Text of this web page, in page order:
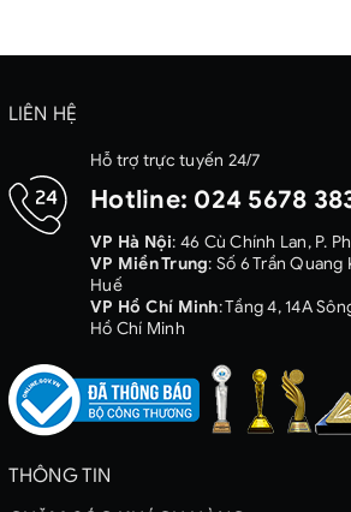
LIÊN HỆ
Hỗ trợ trực tuyến 24/7
Hotline: 024 5678
VP Hà Nội: 46 Cù Chính Lan, P.
VP Miền Trung: Số 6 Trần Quang
Huế
VP Hồ Chí Minh: Tầng 4, 14A
Hồ Chí Minh
THÔNG TIN